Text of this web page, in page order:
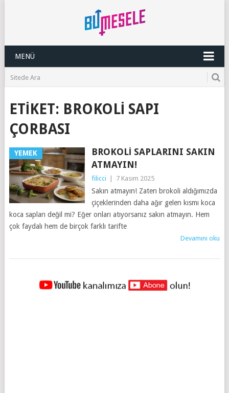
MENÜ
ETIKET: BROKOLI SAPI
ÇORBASI
YEMEK
BROKOLI SAPLARINI SAKIN
ATMAYIN!
filicci 7 Kasım 2025
Sakın atmayın! Zaten brokoli aldığımızda
çiçeklerinden daha ağır gelen kısmı koca
koca sapları değil mi? Eğer onları atıyorsanız sakın atmayın. Hem
çok faydalı hem de birçok farklı tarifte
Devamını oku
YAZILAR